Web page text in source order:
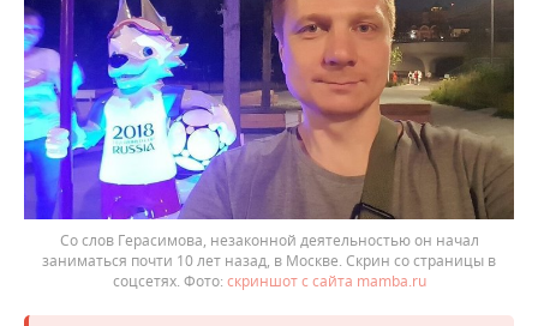
Со слов Герасимова, незаконной деятельностью он начал
заниматься почти 10 лет назад, в Москве. Скрин со страницы в
соцсетях.
скриншот с сайта mamba.ru